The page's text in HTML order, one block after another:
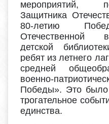
мероприятий,
Защитника
80-летию
Отечественной
детской
ребят из летнего
средней
военно-
Победы». Это
трогательное
единства.